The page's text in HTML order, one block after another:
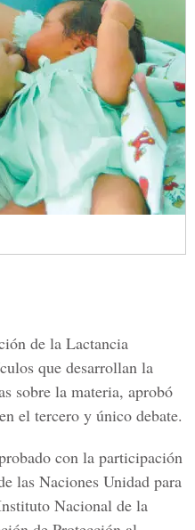
de la Lactancia
que desarrollan la
sobre la materia, aprobó
el tercero y único debate.
con la participación
las Naciones Unidad para
Nacional de la